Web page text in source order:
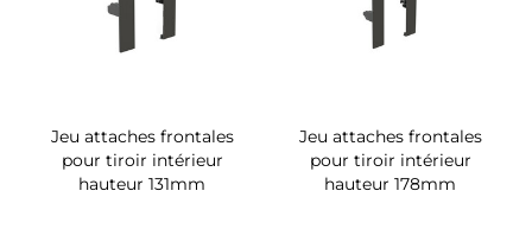
Jeu attaches frontales
pour tiroir intérieur
hauteur 131mm
Jeu attaches frontales
pour tiroir intérieur
hauteur 178mm